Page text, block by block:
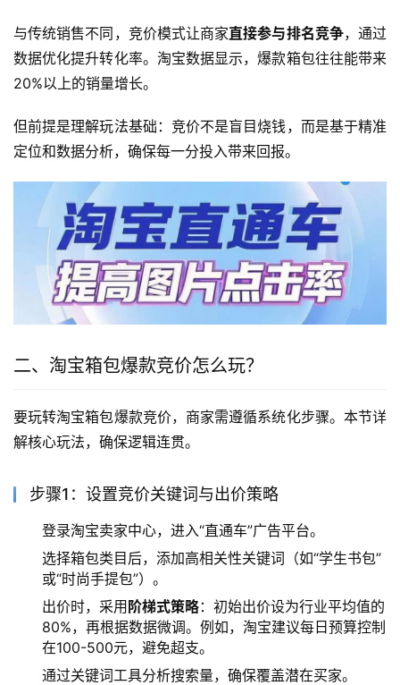
与传统销售不同，竞价模式让商家直接参与排名竞争，通过
数据优化提升转化率。淘宝数据显示，爆款箱包往往能带来
20%以上的销量增长。
但前提是理解玩法基础：竞价不是盲目烧钱，而是基于精准
定位和数据分析，确保每一分投入带来回报。
二、淘宝箱包爆款竞价怎么玩？
要玩转淘宝箱包爆款竞价，商家需遵循系统化步骤。本节详
解核心玩法，确保逻辑连贯。
步骤1：设置竞价关键词与出价策略
登录淘宝卖家中心，进入“直通车”广告平台。
选择箱包类目后，添加高相关性关键词（如“学生书包”
或“时尚手提包”）。
出价时，采用阶梯式策略：初始出价设为行业平均值的
80%，再根据数据微调。例如，淘宝建议每日预算控制
在100-500元，避免超支。
通过关键词工具分析搜索量，确保覆盖潜在买家。